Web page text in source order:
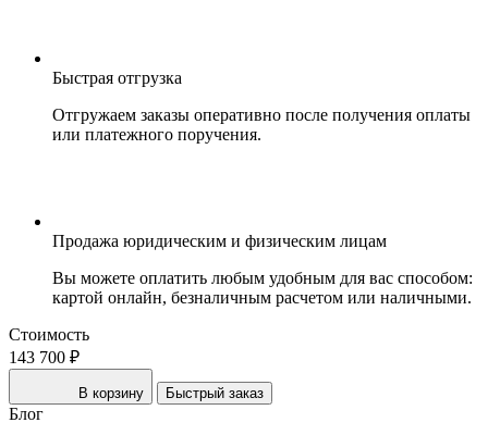
Быстрая отгрузка
Отгружаем заказы оперативно после получения оплаты
или платежного поручения.
Продажа юридическим и физическим лицам
Вы можете оплатить любым удобным для вас способом:
картой онлайн, безналичным расчетом или наличными.
Стоимость
143 700 ₽
В корзину Быстрый заказ
Блог